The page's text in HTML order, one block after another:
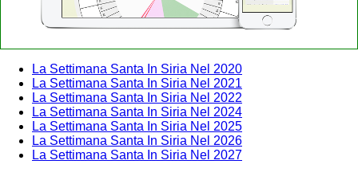
La Settimana Santa In Siria Nel 2020
La Settimana Santa In Siria Nel 2021
La Settimana Santa In Siria Nel 2022
La Settimana Santa In Siria Nel 2024
La Settimana Santa In Siria Nel 2025
La Settimana Santa In Siria Nel 2026
La Settimana Santa In Siria Nel 2027